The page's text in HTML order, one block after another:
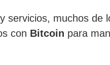
servicios, muchos de
con Bitcoin para